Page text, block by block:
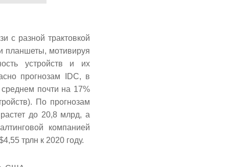
с разной трактовкой
планшеты, мотивируя
устройств и их
прогнозам IDC, в
почти на 17%
По прогнозам
до 20,8 млрд, а
компанией
трлн к 2020 году.